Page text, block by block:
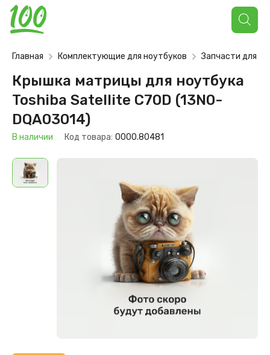
Поиск
товаров
Главная Комплектующие для ноутбуков Запчасти для
Крышка матрицы для ноутбука
Toshiba Satellite C70D (13N0-
DQA03014)
В наличии Код товара: 0000.80481